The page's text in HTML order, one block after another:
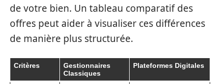
de votre bien. Un tableau comparatif des
offres peut aider à visualiser ces différences
de manière plus structurée.
Critères
Gestionnaires
Classiques
Plateformes Digitales